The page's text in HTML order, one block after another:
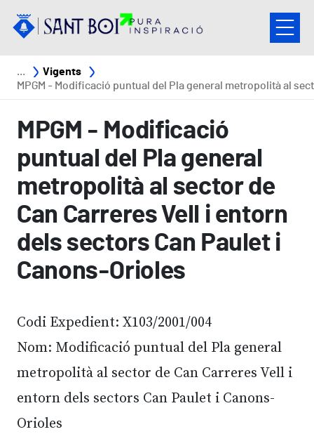
Fil d'ariadna
Vigents
MPGM - Modificació puntual del Pla general metropolità al sector de Can Carreres Vell i entorn dels sectors Can Paulet i Canons-
MPGM - Modificació
puntual del Pla general
metropolità al sector de
Can Carreres Vell i entorn
dels sectors Can Paulet i
Canons-Orioles
Codi Expedient: X103/2001/004
Nom: Modificació puntual del Pla general
metropolità al sector de Can Carreres Vell i
entorn dels sectors Can Paulet i Canons-
Orioles